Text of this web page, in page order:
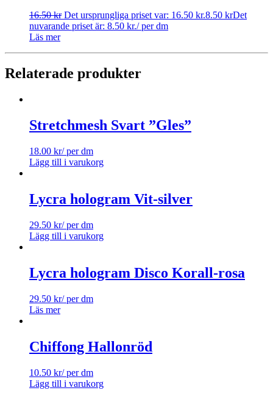
16.50kr Det ursprungliga priset var: 16.50 kr.8.50 krDet
nuvarande priset är: 8.50 kr./ per dm
Läs mer
Relaterade produkter
Stretchmesh Svart ”Gles”
18.00 kr/ per dm
Lägg till i varukorg
Lycra hologram Vit-silver
29.50 kr/ per dm
Lägg till i varukorg
Lycra hologram Disco Korall-rosa
29.50 kr/ per dm
Läs mer
Chiffong Hallonröd
10.50 kr/ per dm
Lägg till i varukorg